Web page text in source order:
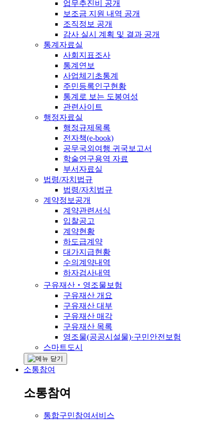
업무추진비 공개
보조금 지원 내역 공개
조직정보 공개
감사 실시 계획 및 결과 공개
통계자료실
사회지표조사
통계연보
사업체기초통계
주민등록인구현황
통계로 보는 도봉여성
관련사이트
행정자료실
행정규제목록
전자책(e-book)
공무국외여행 귀국보고서
학술연구용역 자료
부서자료실
법령/자치법규
법령/자치법규
계약정보공개
계약관련서식
입찰공고
계약현황
하도급계약
대가지급현황
수의계약내역
하자검사내역
구유재산‧영조물보험
구유재산 개요
구유재산 대부
구유재산 매각
구유재산 목록
영조물(공공시설물)·구민안전보험
스마트도시
소통참여
소통참여
통합구민참여서비스